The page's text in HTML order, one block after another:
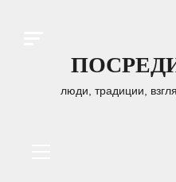
люди, традиции,